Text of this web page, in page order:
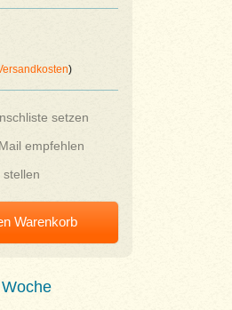
)
setzen
empfehlen
stellen
Warenkorb